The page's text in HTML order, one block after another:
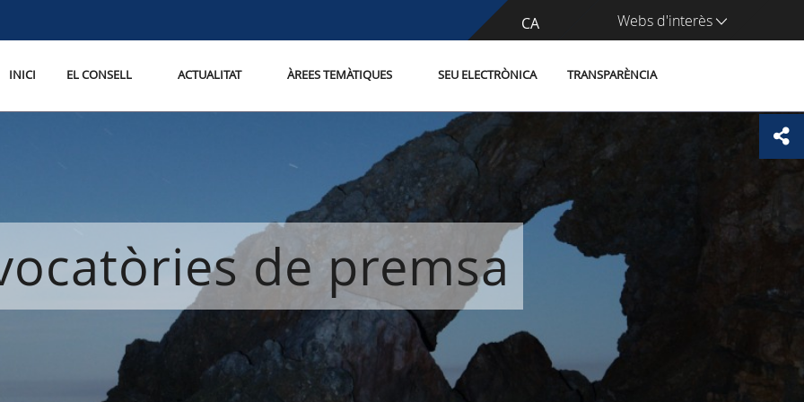
CA
ES Webs d'interès
INICI EL CONSELL ACTUALITAT ÀREES TEMÀTIQUES SEU ELECTRÒNICA TRANSPARÈNCIA
de premsa